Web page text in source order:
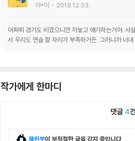
야*이
2019.12.03.
어짜피 경기도 비겼으니깐 까놓고 얘기하는거야.
서 우리도 연숩 할 자리가 부족하거든. 그러니까 너
작가에게 한마디
댓글 4
클린봇이 부적절한 글을 감지 중입니다.